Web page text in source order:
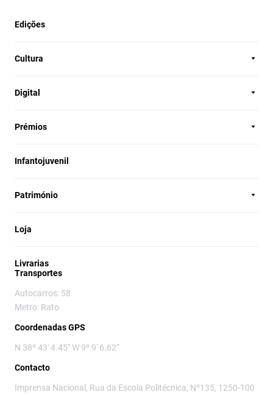
Edições
Cultura
Digital
Prémios
Infantojuvenil
Património
Loja
Livrarias
Transportes
Autocarros: 58
Metro: Rato
Coordenadas GPS
N 38º 43' 4.45" W 9º 9' 6.62"
Contacto
Imprensa Nacional, Rua da Escola Politécnica, Nº135, 1250-100